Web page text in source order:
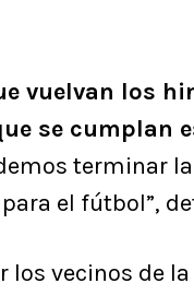
vuelvan los
se cumplan
terminar
el fútbol”,
los vecinos de